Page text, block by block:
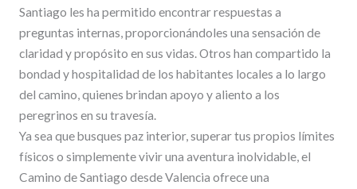
Santiago les ha permitido encontrar respuestas a
preguntas internas, proporcionándoles una sensación de
claridad y propósito en sus vidas. Otros han compartido la
bondad y hospitalidad de los habitantes locales a lo largo
del camino, quienes brindan apoyo y aliento a los
peregrinos en su travesía.
Ya sea que busques paz interior, superar tus propios límites
físicos o simplemente vivir una aventura inolvidable, el
Camino de Santiago desde Valencia ofrece una